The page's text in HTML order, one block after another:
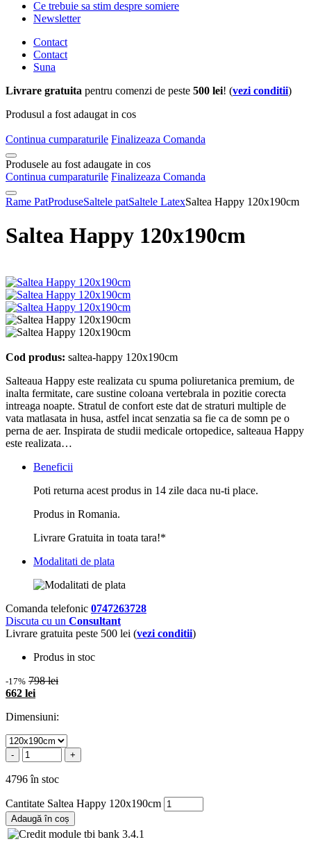
Ce trebuie sa stim despre somiere
Newsletter
Contact
Contact
Suna
Livrare gratuita pentru comenzi de peste 500 lei! (vezi conditii)
Produsul a fost adaugat in cos
Continua cumparaturile Finalizeaza Comanda
Produsele au fost adaugate in cos
Continua cumparaturile Finalizeaza Comanda
Rame PatProduseSaltele patSaltele LatexSaltea Happy 120x190cm
Saltea Happy 120x190cm
Cod produs: saltea-happy 120x190cm
Salteaua Happy este realizata cu spuma poliuretanica premium, de
inalta fermitate, care sustine coloana vertebrala in pozitie corecta
intreaga noapte. Stratul de confort este dat de straturi multiple de
vata matlasata in husa, astfel incat senzatia sa fie ca de somn pe o
perna de aer. Inspirata de studii medicale ortopedice, salteaua Happy
este realizata…
Beneficii
Poti returna acest produs in 14 zile daca nu-ti place.
Produs in Romania.
Livrare Gratuita in toata tara!*
Modalitati de plata
Comanda telefonic 0747263728
Discuta cu un Consultant
Livrare gratuita peste 500 lei (vezi conditii)
Produs in stoc
-17% 798 lei
662 lei
Dimensiuni:
- +
4796 în stoc
Cantitate Saltea Happy 120x190cm
Adaugă în coș